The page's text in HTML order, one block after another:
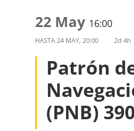
22 May 16:00
HASTA 24 MAY, 20:00 2d 4h
Patrón
(PNB)